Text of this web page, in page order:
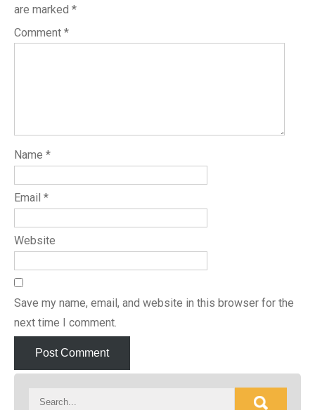
are marked *
Comment *
Name *
Email *
Website
Save my name, email, and website in this browser for the
next time I comment.